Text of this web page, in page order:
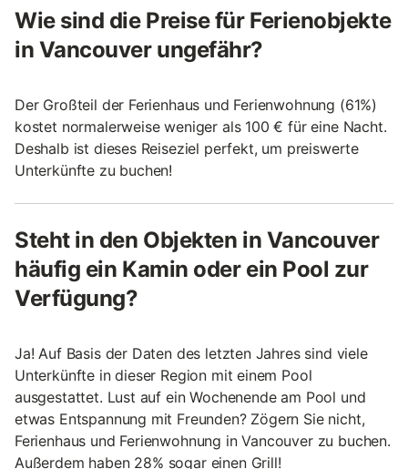
Wie sind die Preise für Ferienobjekte
in Vancouver ungefähr?
Der Großteil der Ferienhaus und Ferienwohnung (61%)
kostet normalerweise weniger als 100 € für eine Nacht.
Deshalb ist dieses Reiseziel perfekt, um preiswerte
Unterkünfte zu buchen!
Steht in den Objekten in Vancouver
häufig ein Kamin oder ein Pool zur
Verfügung?
Ja! Auf Basis der Daten des letzten Jahres sind viele
Unterkünfte in dieser Region mit einem Pool
ausgestattet. Lust auf ein Wochenende am Pool und
etwas Entspannung mit Freunden? Zögern Sie nicht,
Ferienhaus und Ferienwohnung in Vancouver zu buchen.
Außerdem haben 28% sogar einen Grill!